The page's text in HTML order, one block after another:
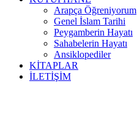
Arapça Öğreniyorum
Genel İslam Tarihi
Peygamberin Hayatı
Sahabelerin Hayatı
Ansiklopediler
KİTAPLAR
İLETİŞİM